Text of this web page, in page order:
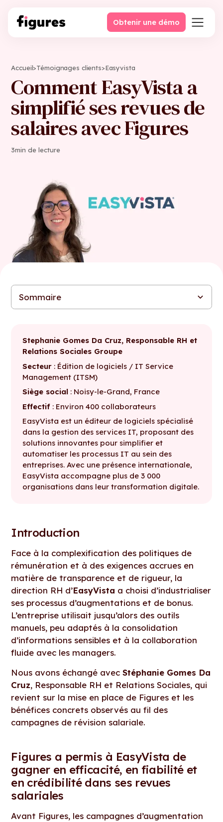
Obtenir une démo
Accueil>Témoignages clients>Easyvista
Comment EasyVista a
simplifié ses revues de
salaires avec Figures
3min de lecture
Sommaire
Stephanie Gomes Da Cruz, Responsable RH et
Relations Sociales Groupe
Secteur: Édition de logiciels / IT Service
Management (ITSM)
Siège social: Noisy-le-Grand, France
Effectif: Environ 400 collaborateurs
EasyVista est un éditeur de logiciels spécialisé
dans la gestion des services IT, proposant des
solutions innovantes pour simplifier et
automatiser les processus IT au sein des
entreprises. Avec une présence internationale,
EasyVista accompagne plus de 3 000
organisations dans leur transformation digitale.
Introduction
Face à la complexification des politiques de
rémunération et à des exigences accrues en
matière de transparence et de rigueur, la
direction RH d’EasyVista a choisi d’industrialiser
ses processus d’augmentations et de bonus.
L’entreprise utilisait jusqu’alors des outils
manuels, peu adaptés à la consolidation
d’informations sensibles et à la collaboration
fluide avec les managers.
Nous avons échangé avecStéphanie Gomes Da
Cruz, Responsable RH et Relations Sociales, qui
revient sur la mise en place de Figures et les
bénéfices concrets observés au fil des
campagnes de révision salariale.
Figures a permis à EasyVista de
gagner en efficacité, en fiabilité et
en crédibilité dans ses revues
salariales
Avant Figures, les campagnes d’augmentation